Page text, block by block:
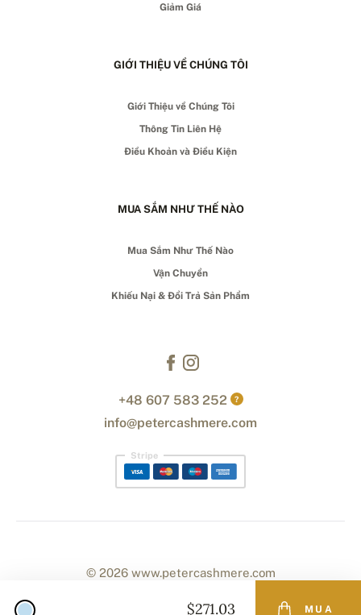
$271.03 MUA
Giảm Giá
GIỚI THIỆU VỀ CHÚNG TÔI
Giới Thiệu về Chúng Tôi
Thông Tin Liên Hệ
Điều Khoản và Điều Kiện
MUA SẮM NHƯ THẾ NÀO
Mua Sắm Như Thế Nào
Vận Chuyển
Khiếu Nại & Đổi Trả Sản Phẩm
+48 607 583 252 ?
info@petercashmere.com
Stripe
© 2026 www.petercashmere.com
. | Powered by